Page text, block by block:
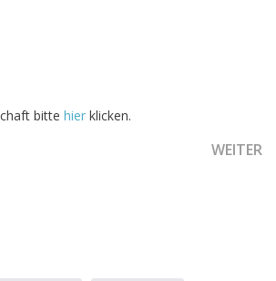
bitte hier klicken.
DIE HÖHERE EBENE IN DERWEITER